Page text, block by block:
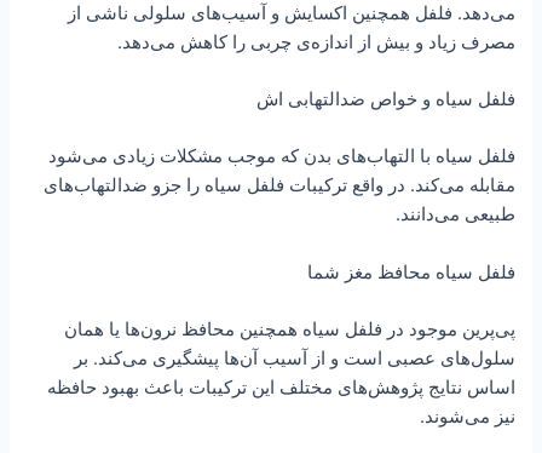
می‌دهد. فلفل همچنین اکسایش و آسیب‌های سلولی ناشی از
مصرف زیاد و بیش از اندازه‌ی چربی را کاهش می‌دهد.
فلفل سیاه و خواص ضدالتهابی‌ اش
فلفل سیاه با التهاب‌های بدن که موجب مشکلات زیادی می‌شود
مقابله می‌کند. در واقع ترکیبات فلفل سیاه را جزو ضدالتهاب‌های
طبیعی می‌دانند.
فلفل سیاه محافظ مغز شما
پی‌پرین موجود در فلفل سیاه همچنین محافظ نرون‌ها یا همان
سلول‌های عصبی است و از آسیب آن‌ها پیشگیری می‌کند. بر
اساس نتایج پژوهش‌های مختلف این ترکیبات باعث بهبود حافظه
نیز می‌شوند.